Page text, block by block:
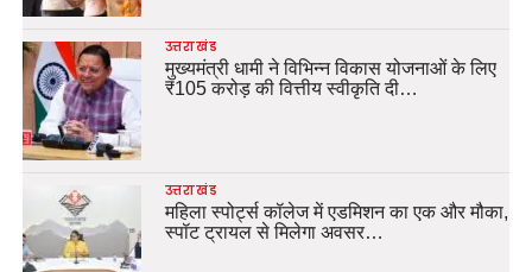
उत्तराखंड
मुख्यमंत्री धामी ने विभिन्न विकास योजनाओं के लिए
₹105 करोड़ की वित्तीय स्वीकृति दी…
उत्तराखंड
महिला स्पोर्ट्स कॉलेज में एडमिशन का एक और मौका,
स्पॉट ट्रायल से मिलेगा अवसर…